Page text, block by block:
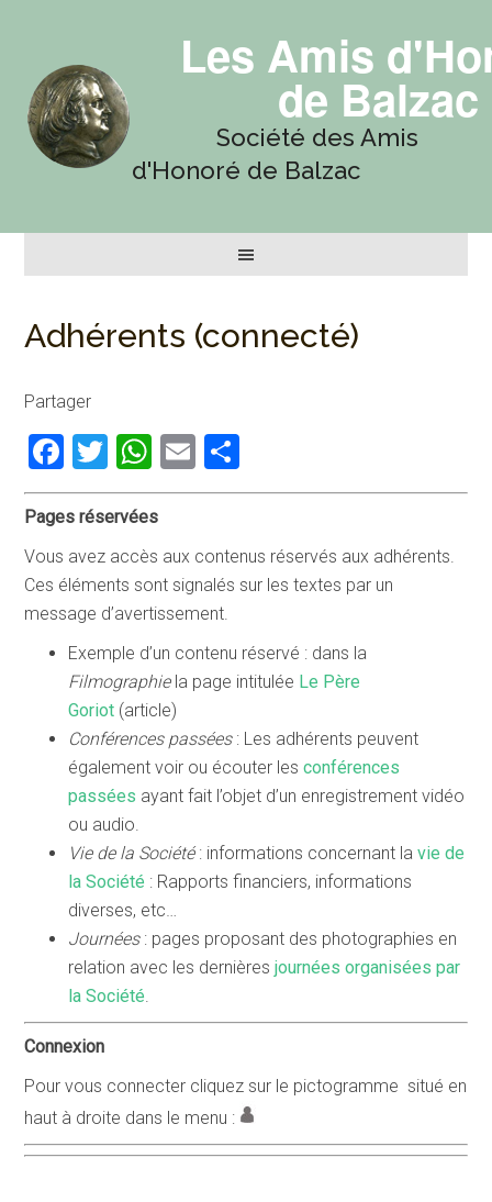
Les Amis
de Balzac
Société des Amis
d'Honoré de Balzac
Adhérents (connecté)
Partager
Facebook
Twitter
WhatsApp
Email
Pages réservées
Vous avez accès aux contenus réservés aux adhérents.
Ces éléments sont signalés sur les textes par un
message d’avertissement.
Exemple d’un contenu réservé : dans la
Filmographiela page intitulée Le Père
Goriot (article)
Conférences passées : Les adhérents peuvent
également voir ou écouter lesconférences
passées ayant fait l’objet d’un enregistrement vidéo
ou audio.
Vie de la Société: informations concernant lavie de
la Société : Rapports financiers, informations
diverses, etc…
Journées: pages proposant des photographies en
relation avec les dernièresjournées organisées par
la Société.
Connexion
Pour vous connecter cliquez sur le pictogramme situé en
haut à droite dans le menu :